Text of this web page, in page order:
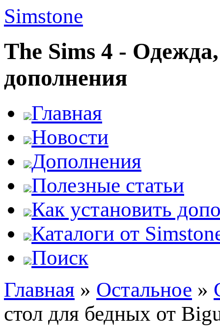
Simstone
The Sims 4 -
дополнения
Главная
Новости
Дополнения
Полезные статьи
Как установить
Каталоги от
Поиск
Главная » Остальное »
стол для бедных от